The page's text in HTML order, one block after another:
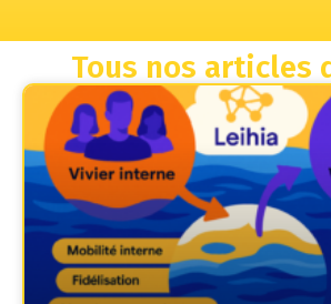
Tous nos articles